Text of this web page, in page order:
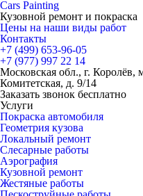
Cars Painting
Кузовной ремонт и покраска
Цены на наши виды работ
Контакты
+7 (499) 653-96-05
+7 (977) 997 22 14
Московская обл., г.
Комитетская, д. 9/14
Заказать звонок бесплатно
Услуги
Покраска автомобиля
Геометрия кузова
Локальный ремонт
Слесарные работы
Аэрография
Кузовной ремонт
Жестяные работы